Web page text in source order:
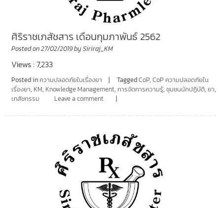
ศิริราชเภสัชสาร เดือนกุมภาพันธ์ 2562
Posted on27/02/2019by Siriraj_KM
Views : 7,233
Posted in ความปลอดภัยในเรื่องยา TaggedCoP, CoP ความปลอดภัยใน
เรื่องยา, KM, Knowledge Management, การจัดการความรู้, ชุมชนนักปฏิบัติ, ยา,
เภสัชกรรม
Leave a comment